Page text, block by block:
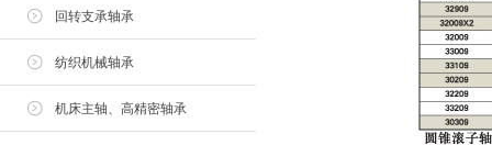
回转支承轴承
纺织机械轴承
机床主轴、高精密轴承